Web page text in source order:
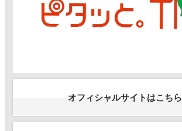
オフィシャルサイトはこちら